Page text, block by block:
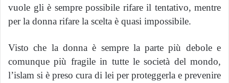
vuole gli è sempre possibile rifare il tentativo, mentre
per la donna rifare la scelta è quasi impossibile.
Visto che la donna è sempre la parte più debole e
comunque più fragile in tutte le società del mondo,
l’islam si è preso cura di lei per proteggerla e prevenire